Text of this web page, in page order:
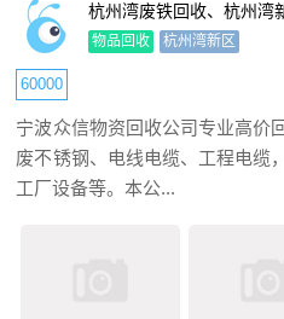
杭州湾废铁回收、杭州湾
购站
物品回收 杭州湾新区
60000
宁波众信物资回收公司专业高价
废不锈钢、电线电缆、工程电缆
工厂设备等。本公...